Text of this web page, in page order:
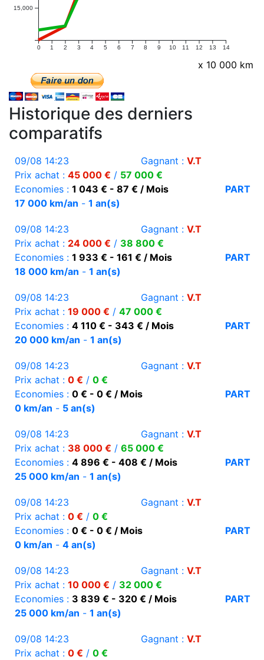
0 1 2 3 4 5 6 7 8 9 10 11 12 13 14
15,000
x 10 000 km
Historique des derniers
comparatifs
09/08 14:23 Gagnant : V.T
Prix achat : 45 000 € / 57 000 €
Economies : 1 043 € - 87 € / Mois
PART
17 000 km/an - 1 an(s)
09/08 14:23 Gagnant : V.T
Prix achat : 24 000 € / 38 800 €
Economies : 1 933 € - 161 € / Mois
PART
18 000 km/an - 1 an(s)
09/08 14:23 Gagnant : V.T
Prix achat : 19 000 € / 47 000 €
Economies : 4 110 € - 343 € / Mois
PART
20 000 km/an - 1 an(s)
09/08 14:23 Gagnant : V.T
Prix achat : 0 € / 0 €
Economies : 0 € - 0 € / Mois
PART
0 km/an - 5 an(s)
09/08 14:23 Gagnant : V.T
Prix achat : 38 000 € / 65 000 €
Economies : 4 896 € - 408 € / Mois
PART
25 000 km/an - 1 an(s)
09/08 14:23 Gagnant : V.T
Prix achat : 0 € / 0 €
Economies : 0 € - 0 € / Mois
PART
0 km/an - 4 an(s)
09/08 14:23 Gagnant : V.T
Prix achat : 10 000 € / 32 000 €
Economies : 3 839 € - 320 € / Mois
PART
25 000 km/an - 1 an(s)
09/08 14:23 Gagnant : V.T
Prix achat : 0 € / 0 €